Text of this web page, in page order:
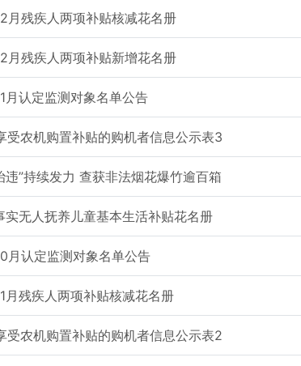
月残疾人两项补贴核减花名册
月残疾人两项补贴新增花名册
月认定监测对象名单公告
受农机购置补贴的购机者信息公示表3
违”持续发力 查获非法烟花爆竹逾百箱
实无人抚养儿童基本生活补贴花名册
月认定监测对象名单公告
月残疾人两项补贴核减花名册
受农机购置补贴的购机者信息公示表2